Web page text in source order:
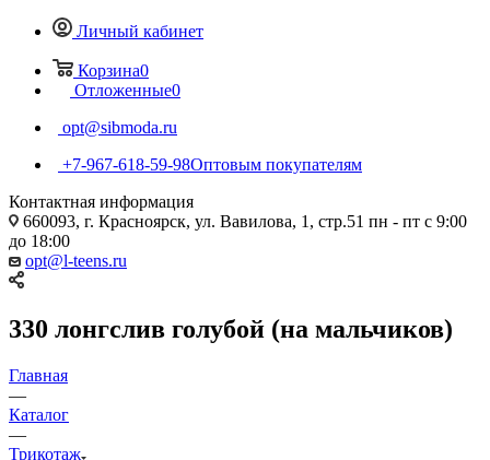
Личный кабинет
Корзина0
Отложенные0
opt@sibmoda.ru
+7-967-618-59-98Оптовым покупателям
Контактная информация
660093, г. Красноярск, ул. Вавилова, 1, стр.51 пн - пт с 9:00
до 18:00
opt@l-teens.ru
330 лонгслив голубой (на мальчиков)
Главная
—
Каталог
—
Трикотаж